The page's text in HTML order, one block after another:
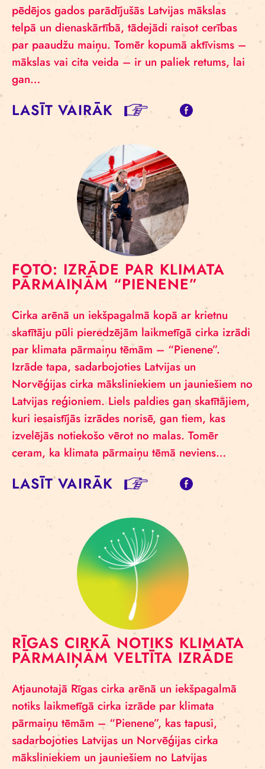
pēdējos gados parādījušās Latvijas mākslas
telpā un dienaskārtībā, tādejādi raisot cerības
par paaudžu maiņu. Tomēr kopumā aktīvisms –
mākslas vai cita veida – ir un paliek retums, lai
gan…
LASĪT VAIRĀK
FOTO: IZRĀDE PAR KLIMATA
PĀRMAIŅĀM “PIENENE”
Cirka arēnā un iekšpagalmā kopā ar krietnu
skatītāju pūli pieredzējām laikmetīgā cirka izrādi
par klimata pārmaiņu tēmām – “Pienene”.
Izrāde tapa, sadarbojoties Latvijas un
Norvēģijas cirka māksliniekiem un jauniešiem no
Latvijas reģioniem. Liels paldies gan skatītājiem,
kuri iesaistījās izrādes norisē, gan tiem, kas
izvelējās notiekošo vērot no malas. Tomēr
ceram, ka klimata pārmaiņu tēmā neviens…
LASĪT VAIRĀK
RĪGAS CIRKĀ NOTIKS KLIMATA
PĀRMAIŅĀM VELTĪTA IZRĀDE
Atjaunotajā Rīgas cirka arēnā un iekšpagalmā
notiks laikmetīgā cirka izrāde par klimata
pārmaiņu tēmām – “Pienene”, kas tapusi,
sadarbojoties Latvijas un Norvēģijas cirka
māksliniekiem un jauniešiem no Latvijas